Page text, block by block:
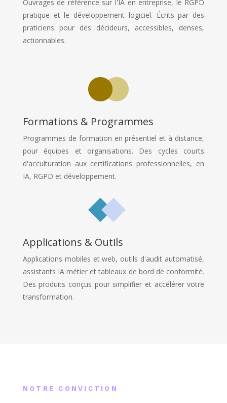
Ouvrages de référence sur l'IA en entreprise, le RGPD
pratique et le développement logiciel. Écrits par des
praticiens pour des décideurs, accessibles, denses,
actionnables.
Formations & Programmes
Programmes de formation en présentiel et à distance,
pour équipes et organisations. Des cycles courts
d'acculturation aux certifications professionnelles, en
IA, RGPD et développement.
Applications & Outils
Applications mobiles et web, outils d'audit automatisé,
assistants IA métier et tableaux de bord de conformité.
Des produits conçus pour simplifier et accélérer votre
transformation.
NOTRE CONVICTION